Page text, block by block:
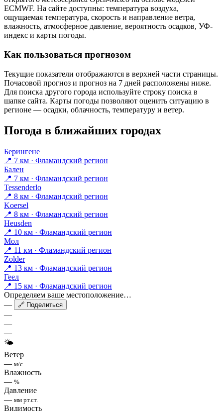
ECMWF. На сайте доступны: температура воздуха,
ощущаемая температура, скорость и направление ветра,
влажность, атмосферное давление, вероятность осадков, УФ-
индекс и карты погоды.
Как пользоваться прогнозом
Текущие показатели отображаются в верхней части страницы.
Почасовой прогноз и прогноз на 7 дней расположены ниже.
Для поиска другого города используйте строку поиска в
шапке сайта. Карты погоды позволяют оценить ситуацию в
регионе — осадки, облачность, температуру и ветер.
Погода в ближайших городах
Берингене
📍 7 км · Фламандский регион
Бален
📍 7 км · Фламандский регион
Tessenderlo
📍 8 км · Фламандский регион
Koersel
📍 8 км · Фламандский регион
Heusden
📍 10 км · Фламандский регион
Мол
📍 11 км · Фламандский регион
Zolder
📍 13 км · Фламандский регион
Геел
📍 15 км · Фламандский регион
Определяем ваше местоположение…
—
🔗 Поделиться
—
—
—
🌤
Ветер
— м/с
Влажность
— %
Давление
— мм рт.ст.
Видимость